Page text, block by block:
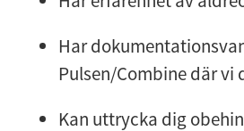
Har
Pulsen/Combine där vi
Kan uttrycka dig